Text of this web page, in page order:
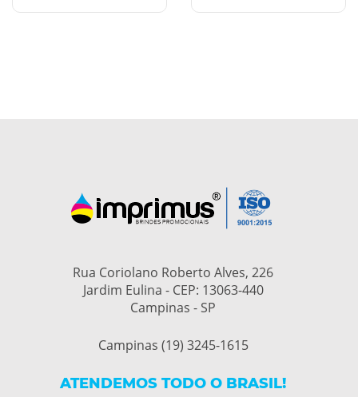
Rua Coriolano Roberto Alves, 226
Jardim Eulina - CEP: 13063-440
Campinas - SP
Campinas (19) 3245-1615
ATENDEMOS TODO O BRASIL!